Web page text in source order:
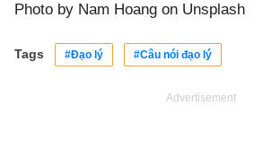
Photo by Nam Hoang on Unsplash
Tags #Đạo lý #Câu nói đạo lý
Advertisement